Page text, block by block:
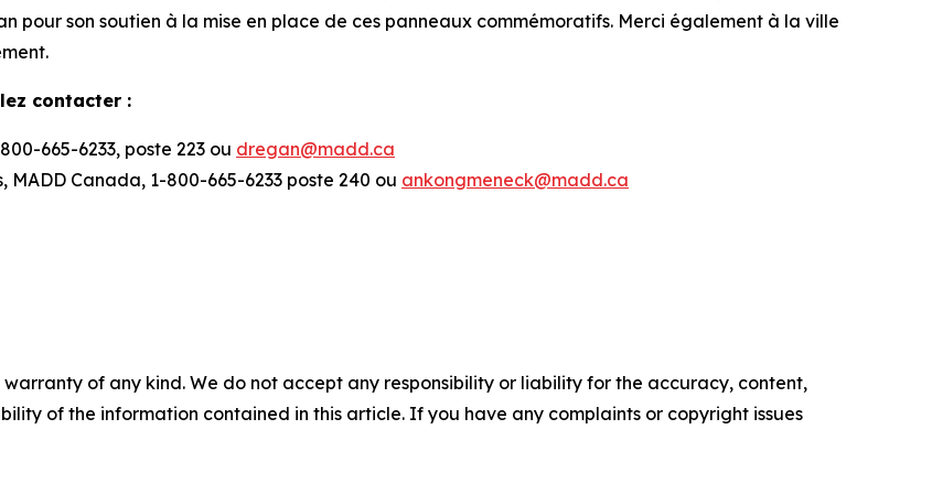
pour son soutien à la mise en place de ces panneaux commémoratifs. Merci également à la ville
contacter :
665-6233, poste 223 ou dregan@madd.ca
Canada, 1-800-665-6233 poste 240 ou ankongmeneck@madd.ca
of any kind. We do not accept any responsibility or liability for the accuracy, content,
of the information contained in this article. If you have any complaints or copyright issues